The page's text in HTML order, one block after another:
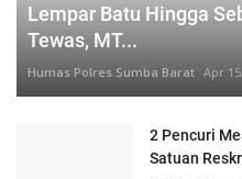
Lempar Batu Hingga
Tewas, MT...
Humas Polres Sumba Barat Apr
2 Pencuri
Satuan